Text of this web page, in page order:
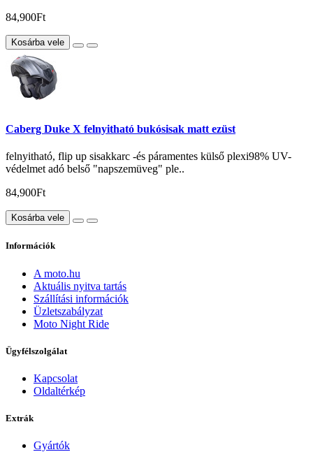
84,900Ft
Kosárba vele
Caberg Duke X felnyitható bukósisak matt ezüst
felnyitható, flip up sisakkarc -és páramentes külső plexi98% UV-
védelmet adó belső "napszemüveg" ple..
84,900Ft
Kosárba vele
Információk
A moto.hu
Aktuális nyitva tartás
Szállítási információk
Üzletszabályzat
Moto Night Ride
Ügyfélszolgálat
Kapcsolat
Oldaltérkép
Extrák
Gyártók